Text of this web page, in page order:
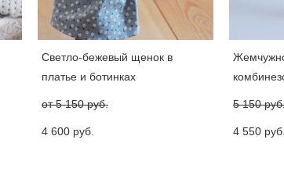
Светло-бежевый щенок в
платье и ботинках
от 5 150 pуб.
4 600 pуб.
5 150
4 550 pуб.